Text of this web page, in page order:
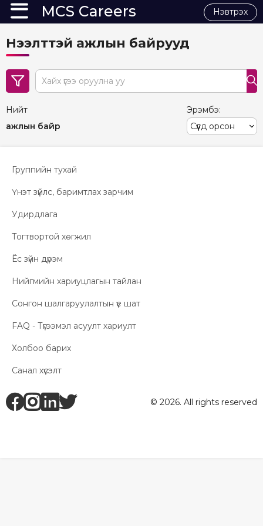
MCS Careers Нэвтрэх
Нээлттэй ажлын байрууд
search
Нийт
ажлын байр
Эрэмбэ:
Группийн тухай
Үнэт зүйлс, баримтлах зарчим
Удирдлага
Тогтвортой хөгжил
Ёс зүйн дүрэм
Нийгмийн хариуцлагын тайлан
Сонгон шалгаруулалтын үе шат
FAQ - Түгээмэл асуулт хариулт
Холбоо барих
Санал хүсэлт
fbig litw © 2026. All rights reserved